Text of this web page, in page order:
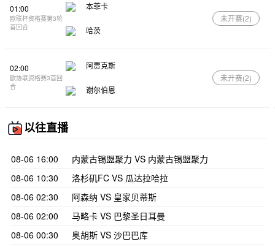
01:00
欧联杯资格赛第3轮
首回合
本菲卡
哈茨
未开赛(2)
02:00
欧协联资格赛3首回
合
阿贾克斯
谢尔伯恩
未开赛(2)
以往直播
08-06 16:00
内蒙古锡盟聚力 VS 内蒙古锡盟聚力
08-06 10:30
洛杉矶FC VS 瓜达拉哈拉
08-06 02:30
阿森纳 VS 皇家贝蒂斯
08-06 02:00
马略卡 VS 巴黎圣日耳曼
08-06 00:30
奥胡斯 VS 沙巴巴库